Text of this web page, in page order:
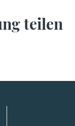
teilen